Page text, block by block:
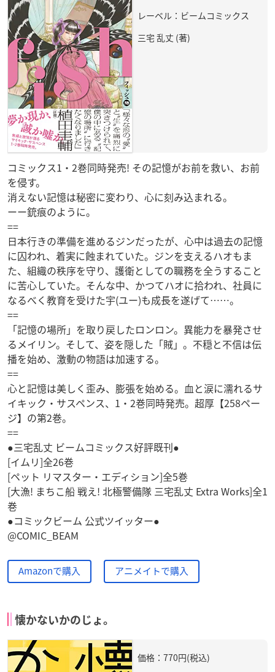
レーベル：ビームコミックス
三宅 乱丈 (著)
コミックス1・2巻同時発売! その記憶がお前を救い、お前
を侵す。
消えない記憶は秘密に変わり、心に刻み込まれる。
ーー銃痕のように。
==
日本行きの準備を進めるジンだったが、心中は過去の記憶
に囚われ、着実に蝕まれていた。ジンを支えるハオもま
た、組織の秩序を守り、護衛としての職務を全うすること
に苦心していた。そんな中、かつてハオに拾われ、社員に
なるべく教育を受けた宇(ユー)も成長を遂げて……。
==
「記憶の場所」を取り戻したロンロン。異能力を暴発させ
るメイリン。そして、姿を隠した「賊」。不穏と不信は伝
播を始め、激動の物語は加速する。
==
心と記憶は美しく歪み、膨張を始める。血と涙に濡れるサ
イキック・サスペンス、1・2巻同時発売。超厚【258ペー
ジ】の第2巻。
==
●三宅乱丈 ビームコミックス好評既刊●
[イムリ]全26巻
[ペット リマスター・エディション]全5巻
[大漁! まちこ船 戦え! 北極警備隊 三宅乱丈 Extra Works]全1
巻
●コミックビーム 公式ツイッター●
@COMIC_BEAM
Amazonで購入 アニメイトで購入
懐かないかのじょ。
価格：770円(税込)